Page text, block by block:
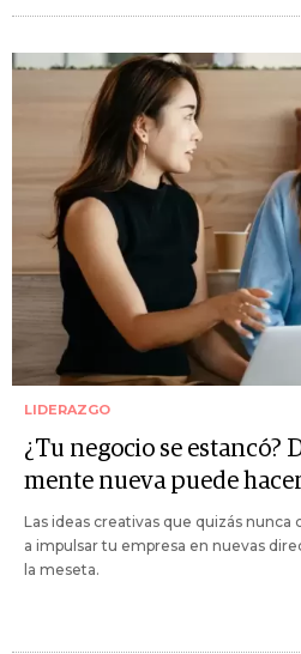
LIDERAZGO
¿Tu negocio se estancó?
mente nueva puede
Las ideas creativas que quizás
a impulsar tu empresa en nuevas
la meseta.